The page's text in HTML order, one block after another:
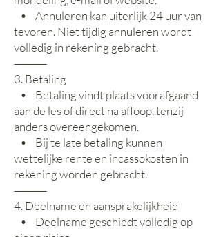
• Annuleren kan uiterlijk 24 uur van
tevoren. Niet tijdig annuleren wordt
volledig in rekening gebracht.
⸻
3. Betaling
• Betaling vindt plaats voorafgaand
aan de les of direct na afloop, tenzij
anders overeengekomen.
• Bij te late betaling kunnen
wettelijke rente en incassokosten in
rekening worden gebracht.
⸻
4. Deelname en aansprakelijkheid
• Deelname geschiedt volledig op